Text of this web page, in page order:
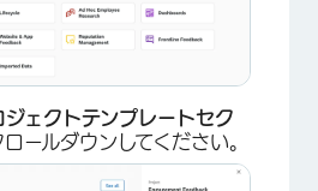
ジェクトテンプレートセク
ロールダウンしてください。